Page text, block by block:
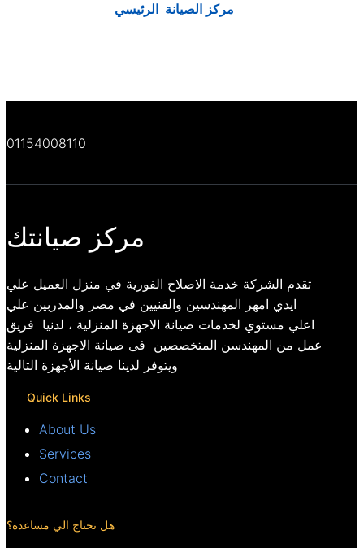
مركز الصيانة الرئيسي
01154008110
مركز صيانتك
تقدم الشركة خدمة الاصلاح الفورية في منزل العميل علي
ايدي امهر المهندسين والفنيين في مصر والمدربين علي
اعلي مستوي لخدمات صيانة الاجهزة المنزلية ، لدنيا فريق
عمل من المهندسن المتخصصين فى صيانة الاجهزة المنزلية
ويتوفر لدينا صيانة الأجهزة التالية
Quick Links
About Us
Services
Contact
هل تحتاج الي مساعدة؟